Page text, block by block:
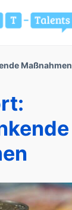
Maßnahmen